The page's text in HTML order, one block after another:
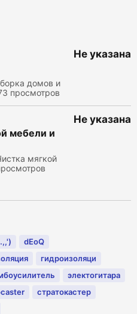
домов и
просмотров
Не указана
мебели и
мягкой
Не указана
dEoQ
гидроизоляци
электогитара
стратокастер